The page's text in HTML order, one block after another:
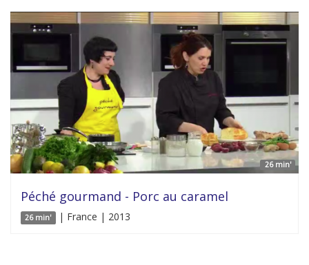
26 min'
Péché gourmand - Porc au caramel
26 min' | France | 2013